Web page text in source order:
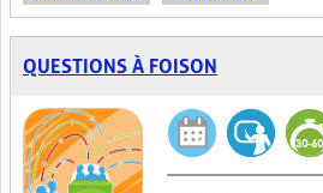
QUESTIONS À FOISON